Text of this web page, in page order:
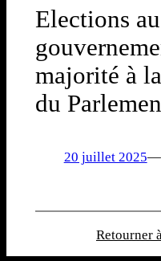
Elections
majorité à
du
20 juillet 2025—
Retourner